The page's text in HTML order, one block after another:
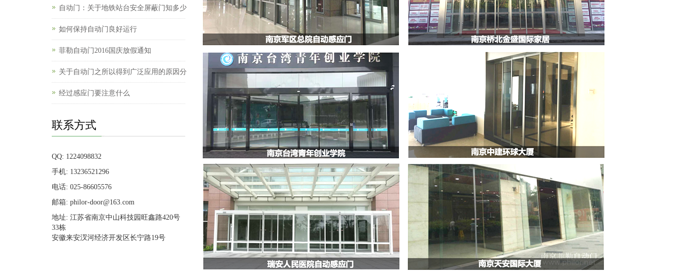
自动门：关于地铁站台安全屏蔽门知多少
如何保持自动门良好运行
菲勒自动门2016国庆放假通知
关于自动门之所以得到广泛应用的原因分
经过感应门要注意什么
联系方式
QQ: 1224098832
手机: 13236521296
电话: 025-86605576
邮箱: philor-door@163.com
地址: 江苏省南京中山科技园旺鑫路420号
33栋
安徽来安汊河经济开发区长宁路19号